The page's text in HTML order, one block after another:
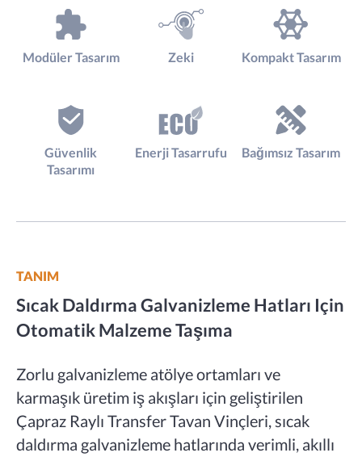
Modüler Tasarım Zeki Kompakt Tasarım
Güvenlik
Tasarımı
Enerji Tasarrufu Bağımsız Tasarım
TANIM
Sıcak Daldırma Galvanizleme Hatları Için
Otomatik Malzeme Taşıma
Zorlu galvanizleme atölye ortamları ve
karmaşık üretim iş akışları için geliştirilen
Çapraz Raylı Transfer Tavan Vinçleri, sıcak
daldırma galvanizleme hatlarında verimli, akıllı